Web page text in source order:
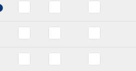
- Note 6
5 - Note 6
- Note 6